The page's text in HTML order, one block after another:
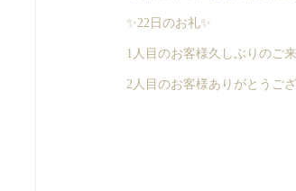
✨22日のお礼✨
1人目のお客様久しぶりのご
2人目のお客様ありがとうご